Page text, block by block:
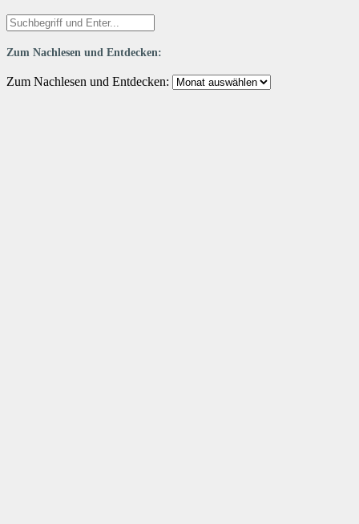
Zum Nachlesen und Entdecken:
Zum Nachlesen und Entdecken: